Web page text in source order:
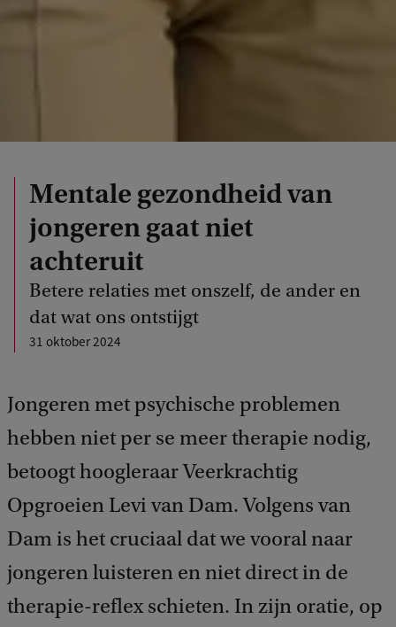
Mentale gezondheid van
jongeren gaat niet
achteruit
Betere relaties met onszelf, de ander en
dat wat ons ontstijgt
31 oktober 2024
Jongeren met psychische problemen
hebben niet per se meer therapie nodig,
betoogt hoogleraar Veerkrachtig
Opgroeien Levi van Dam. Volgens van
Dam is het cruciaal dat we vooral naar
jongeren luisteren en niet direct in de
therapie-reflex schieten. In zijn oratie, op